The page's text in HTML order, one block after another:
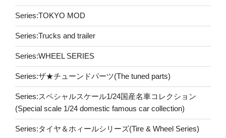
Series:TOKYO MOD
Series:Trucks and trailer
Series:WHEEL SERIES
Series:ザ★チューンドパーツ(The tuned parts)
Series:スペシャルスケール1/24国産名車コレクション
(Special scale 1/24 domestic famous car collection)
Series:タイヤ＆ホィールシリーズ(Tire & Wheel Series)